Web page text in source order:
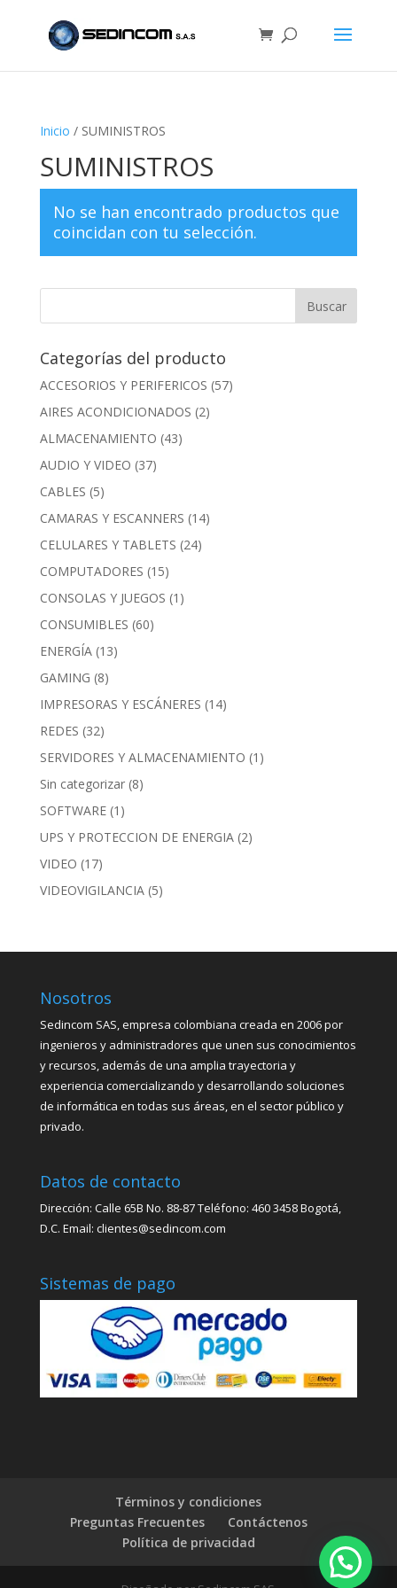
Inicio / SUMINISTROS
SUMINISTROS
No se han encontrado productos que
coincidan con tu selección.
Categorías del producto
ACCESORIOS Y PERIFERICOS (57)
AIRES ACONDICIONADOS (2)
ALMACENAMIENTO (43)
AUDIO Y VIDEO (37)
CABLES (5)
CAMARAS Y ESCANNERS (14)
CELULARES Y TABLETS (24)
COMPUTADORES (15)
CONSOLAS Y JUEGOS (1)
CONSUMIBLES (60)
ENERGÍA (13)
GAMING (8)
IMPRESORAS Y ESCÁNERES (14)
REDES (32)
SERVIDORES Y ALMACENAMIENTO (1)
Sin categorizar (8)
SOFTWARE (1)
UPS Y PROTECCION DE ENERGIA (2)
VIDEO (17)
VIDEOVIGILANCIA (5)
Nosotros
Sedincom SAS, empresa colombiana creada en 2006 por
ingenieros y administradores que unen sus conocimientos
y recursos, además de una amplia trayectoria y
experiencia comercializando y desarrollando soluciones
de informática en todas sus áreas, en el sector público y
privado.
Datos de contacto
Dirección: Calle 65B No. 88-87 Teléfono: 460 3458 Bogotá,
D.C. Email: clientes@sedincom.com
Sistemas de pago
Términos y condiciones
Preguntas Frecuentes
Contáctenos
Política de privacidad